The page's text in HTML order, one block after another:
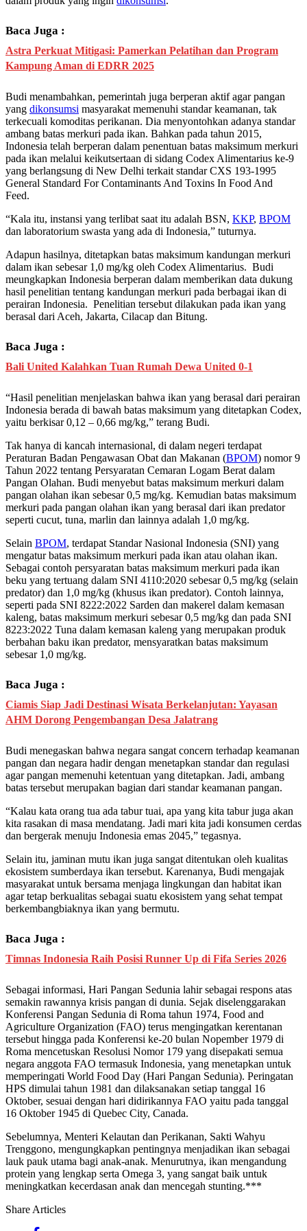
Baca Juga :
Astra Perkuat Mitigasi: Pamerkan Pelatihan dan Program
Kampung Aman di EDRR 2025
Budi menambahkan, pemerintah juga berperan aktif agar pangan
yang dikonsumsi masyarakat memenuhi standar keamanan, tak
terkecuali komoditas perikanan. Dia menyontohkan adanya standar
ambang batas merkuri pada ikan. Bahkan pada tahun 2015,
Indonesia telah berperan dalam penentuan batas maksimum merkuri
pada ikan melalui keikutsertaan di sidang Codex Alimentarius ke-9
yang berlangsung di New Delhi terkait standar CXS 193-1995
General Standard For Contaminants And Toxins In Food And
Feed.
“Kala itu, instansi yang terlibat saat itu adalah BSN, KKP, BPOM
dan laboratorium swasta yang ada di Indonesia,” tuturnya.
Adapun hasilnya, ditetapkan batas maksimum kandungan merkuri
dalam ikan sebesar 1,0 mg/kg oleh Codex Alimentarius. Budi
meungkapkan Indonesia berperan dalam memberikan data dukung
hasil penelitian tentang kandungan merkuri pada berbagai ikan di
perairan Indonesia. Penelitian tersebut dilakukan pada ikan yang
berasal dari Aceh, Jakarta, Cilacap dan Bitung.
Baca Juga :
Bali United Kalahkan Tuan Rumah Dewa United 0-1
“Hasil penelitian menjelaskan bahwa ikan yang berasal dari perairan
Indonesia berada di bawah batas maksimum yang ditetapkan Codex,
yaitu berkisar 0,12 – 0,66 mg/kg,” terang Budi.
Tak hanya di kancah internasional, di dalam negeri terdapat
Peraturan Badan Pengawasan Obat dan Makanan (BPOM) nomor 9
Tahun 2022 tentang Persyaratan Cemaran Logam Berat dalam
Pangan Olahan. Budi menyebut batas maksimum merkuri dalam
pangan olahan ikan sebesar 0,5 mg/kg. Kemudian batas maksimum
merkuri pada pangan olahan ikan yang berasal dari ikan predator
seperti cucut, tuna, marlin dan lainnya adalah 1,0 mg/kg.
Selain BPOM, terdapat Standar Nasional Indonesia (SNI) yang
mengatur batas maksimum merkuri pada ikan atau olahan ikan.
Sebagai contoh persyaratan batas maksimum merkuri pada ikan
beku yang tertuang dalam SNI 4110:2020 sebesar 0,5 mg/kg (selain
predator) dan 1,0 mg/kg (khusus ikan predator). Contoh lainnya,
seperti pada SNI 8222:2022 Sarden dan makerel dalam kemasan
kaleng, batas maksimum merkuri sebesar 0,5 mg/kg dan pada SNI
8223:2022 Tuna dalam kemasan kaleng yang merupakan produk
berbahan baku ikan predator, mensyaratkan batas maksimum
sebesar 1,0 mg/kg.
Baca Juga :
Ciamis Siap Jadi Destinasi Wisata Berkelanjutan: Yayasan
AHM Dorong Pengembangan Desa Jalatrang
Budi menegaskan bahwa negara sangat concern terhadap keamanan
pangan dan negara hadir dengan menetapkan standar dan regulasi
agar pangan memenuhi ketentuan yang ditetapkan. Jadi, ambang
batas tersebut merupakan bagian dari standar keamanan pangan.
“Kalau kata orang tua ada tabur tuai, apa yang kita tabur juga akan
kita rasakan di masa mendatang. Jadi mari kita jadi konsumen cerdas
dan bergerak menuju Indonesia emas 2045,” tegasnya.
Selain itu, jaminan mutu ikan juga sangat ditentukan oleh kualitas
ekosistem sumberdaya ikan tersebut. Karenanya, Budi mengajak
masyarakat untuk bersama menjaga lingkungan dan habitat ikan
agar tetap berkualitas sebagai suatu ekosistem yang sehat tempat
berkembangbiaknya ikan yang bermutu.
Baca Juga :
Timnas Indonesia Raih Posisi Runner Up di Fifa Series 2026
Sebagai informasi, Hari Pangan Sedunia lahir sebagai respons atas
semakin rawannya krisis pangan di dunia. Sejak diselenggarakan
Konferensi Pangan Sedunia di Roma tahun 1974, Food and
Agriculture Organization (FAO) terus mengingatkan kerentanan
tersebut hingga pada Konferensi ke-20 bulan Nopember 1979 di
Roma mencetuskan Resolusi Nomor 179 yang disepakati semua
negara anggota FAO termasuk Indonesia, yang menetapkan untuk
memperingati World Food Day (Hari Pangan Sedunia). Peringatan
HPS dimulai tahun 1981 dan dilaksanakan setiap tanggal 16
Oktober, sesuai dengan hari didirikannya FAO yaitu pada tanggal
16 Oktober 1945 di Quebec City, Canada.
Sebelumnya, Menteri Kelautan dan Perikanan, Sakti Wahyu
Trenggono, mengungkapkan pentingnya menjadikan ikan sebagai
lauk pauk utama bagi anak-anak. Menurutnya, ikan mengandung
protein yang lengkap serta Omega 3, yang sangat baik untuk
meningkatkan kecerdasan anak dan mencegah stunting.***
Share Articles